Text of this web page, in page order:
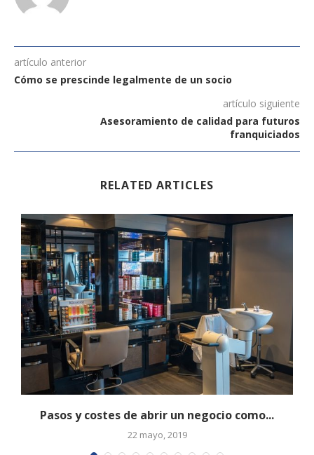
artículo anterior
Cómo se prescinde legalmente de un socio
artículo siguiente
Asesoramiento de calidad para futuros
franquiciados
RELATED ARTICLES
Pasos y costes de abrir un negocio como...
22 mayo, 2019